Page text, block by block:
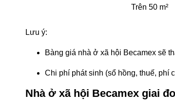
Trên 50 m²
Lưu ý:
Bàng giá nhà ở xã hội Becamex sẽ
Chi phí phát sinh (sổ hồng, thuế, phí
Nhà ở xã hội Becamex giai